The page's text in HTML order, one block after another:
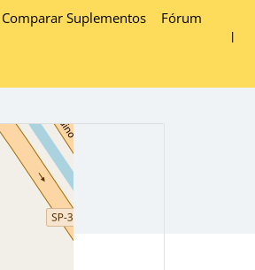
Comparar Suplementos Fórum